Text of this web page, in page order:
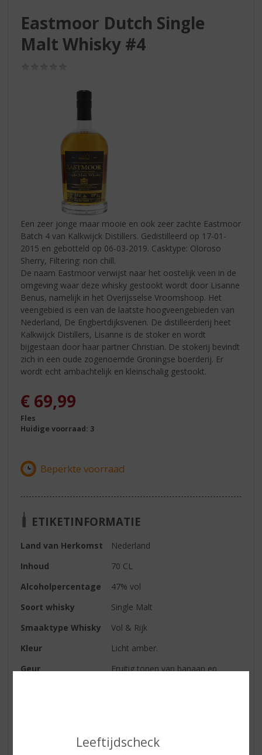
Leeftijdscheck
Eastmoor Dutch Single
Malt Whisky #4
Een zeer jonge maar mooie en ook zeer zachte Eastmoor
Batch 4 van Kalkwijck Distillers. Gedistilleerd op 17-01-
2015 en gebotteld op 06-03-2019. Casktype: Oloroso
Sherry, Filtering: non chill.
De naam Eastmoor verwijst naar het oostelijk veen in de
omgeving waar deze whisky gestookt wordt door Lisanne
Benus, namelijk in het Overijsselse Vroomshoop. Het
veengebied is een van de laatste hoogveengebieden van
Nederland, De Engbertdijksvenen. De distilleerderij heet
Kalkwijck Distillers, Lisanne is de stoker en wordt
bijgestaan door haar partner Christian. De stokerij bevindt
zich in een oude zogenoemde Groningse boerderij. Er
wordt echt ambachtelijk en kleinschalig gestookt.
€ 69,99
Fles
Huidige voorraad: 3
ETIKETINFORMATIE
Land van Herkomst
Nederland
Inhoud
70 CL
Alcoholpercentage
47% vol
Soort whisky
Single Malt
Smaaktype Whisky
Vol & Rijk
Kleur
Licht amber.
Geur
Fruitig tonen van banaan en